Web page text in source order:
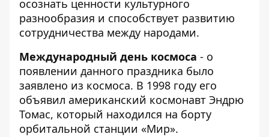
осознать ценности культурного
разнообразия и способствует развитию
сотрудничества между народами.
Международный день космоса - о
появлении данного праздника было
заявлено из космоса. В 1998 году его
объявил американский космонавт Эндрю
Томас, который находился на борту
орбитальной станции «Мир».